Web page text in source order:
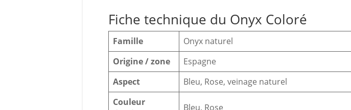
Fiche technique du Onyx Coloré
Famille
Onyx naturel
Origine / zone
Espagne
Aspect
Bleu, Rose, veinage naturel
Couleur
Bleu, Rose